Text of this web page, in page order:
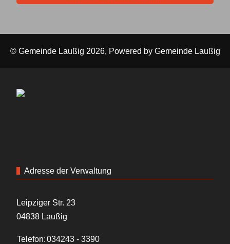
© Gemeinde Laußig 2026, Powered by Gemeinde Laußig
Adresse der Verwaltung
Leipziger Str. 23
04838 Laußig
Telefon:034243 - 3390